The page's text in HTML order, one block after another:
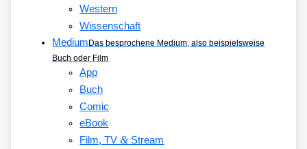
Western
Wissenschaft
Medium Das besprochene Medium, also beispielsweise
Buch oder Film
App
Buch
Comic
eBook
Film, TV&Stream